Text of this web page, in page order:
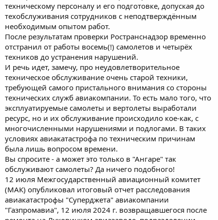
техническому персоналу и его подготовке, допуская до
техобслуживания сотрудников с неподтверждённым
необходимым опытом работ.
После результатам проверки Ространснадзор временно
отстранил от работы восемь(!) самолетов и четырёх
техников до устранения нарушений.
И речь идет, замечу, про неудовлетворительное
техническое обслуживание очень старой техники,
требующей самого пристального внимания со стороны
технических служб авиакомпании. То есть мало того, что
эксплуатируемые самолеты и вертолеты выработали
ресурс, но и их обслуживание происходило кое-как, с
многочисленными нарушениями и подлогами. В таких
условиях авиакатастрофа по техническим причинам
была лишь вопросом времени.
Вы спросите - а может это только в "Ангаре" так
обслуживают самолеты? Да ничего подобного!
12 июля Межгосударственный авиационный комитет
(МАК) опубликовал итоговый отчет расследования
авиакатастрофы "Суперджета" авиакомпании
"Газпромавиа", 12 июля 2024 г. возвращавшегося после